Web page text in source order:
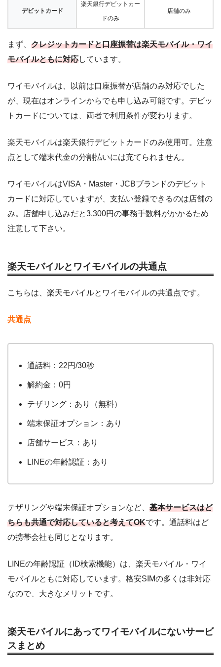
デビットカード
楽天銀行デビットカー
ドのみ
店舗のみ
まず、 クレジットカードと口座振替は楽天モバイル・ワイ
モバイルともに対応しています。
ワイモバイルは、以前は口座振替が店舗のみ対応でした
が、現在はオンラインからでも申し込み可能です。デビッ
トカードについては、両者で利用条件が変わります。
楽天モバイルは楽天銀行デビットカードのみ使用可。注意
点として端末代金の分割払いには充てられません。
ワイモバイルはVISA・Master・JCBブランドのデビット
カードに対応していますが、支払い登録できるのは店舗の
み。店舗申し込みだと3,300円の事務手数料がかかるため
注意して下さい。
楽天モバイルとワイモバイルの共通点
こちらは、楽天モバイルとワイモバイルの共通点です。
共通点
通話料：22円/30秒
解約金：0円
テザリング：あり（無料）
端末保証オプション：あり
店舗サービス：あり
LINEの年齢認証：あり
テザリングや端末保証オプションなど、 基本サービスはど
ちらも共通で対応していると考えてOKです。通話料はど
の携帯会社も同じとなります。
LINEの年齢認証（ID検索機能）は、楽天モバイル・ワイ
モバイルともに対応しています。格安SIMの多くは非対応
なので、大きなメリットです。
楽天モバイルにあってワイモバイルにないサービ
スまとめ